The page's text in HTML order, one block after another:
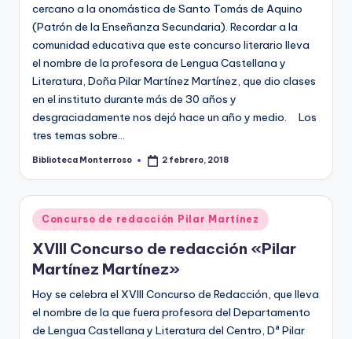
cercano a la onomástica de Santo Tomás de Aquino
(Patrón de la Enseñanza Secundaria). Recordar a la
comunidad educativa que este concurso literario lleva
el nombre de la profesora de Lengua Castellana y
Literatura, Doña Pilar Martínez Martínez, que dio clases
en el instituto durante más de 30 años y
desgraciadamente nos dejó hace un año y medio. Los
tres temas sobre…
Publicado
Biblioteca Monterroso 2 febrero, 2018
Publicado
en
Concurso de redacción Pilar Martínez
XVIII Concurso de redacción «Pilar
Martínez Martínez»
Hoy se celebra el XVIII Concurso de Redacción, que lleva
el nombre de la que fuera profesora del Departamento
de Lengua Castellana y Literatura del Centro, Dª Pilar